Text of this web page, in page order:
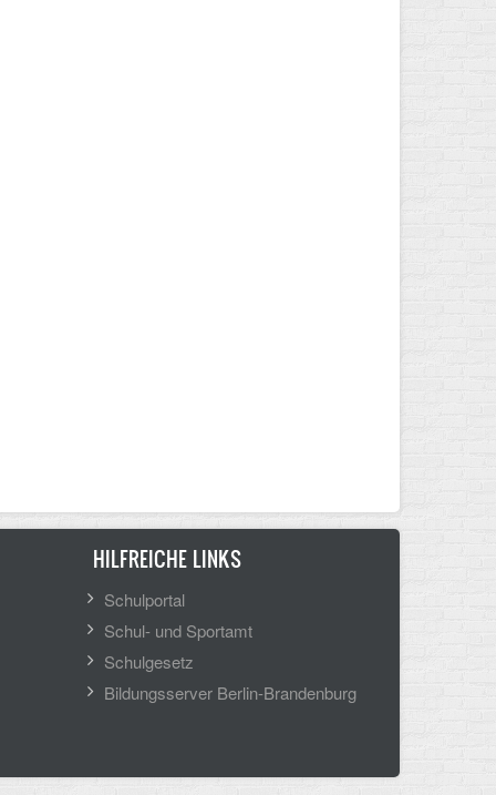
HILFREICHE LINKS
Schulportal
Schul- und Sportamt
Schulgesetz
Bildungsserver Berlin-Brandenburg